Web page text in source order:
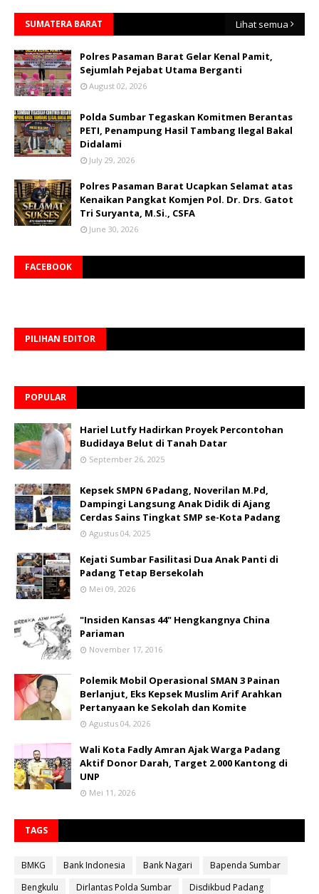
SUMATERA BARAT Lihat semua
Polres Pasaman Barat Gelar Kenal Pamit,
Sejumlah Pejabat Utama Berganti
August 02, 2026
Polda Sumbar Tegaskan Komitmen Berantas
PETI, Penampung Hasil Tambang Ilegal Bakal
Didalami
July 29, 2026
Polres Pasaman Barat Ucapkan Selamat atas
Kenaikan Pangkat Komjen Pol. Dr. Drs. Gatot
Tri Suryanta, M.Si., CSFA
June 30, 2026
FACEBOOK
PILIHAN EDITOR
POPULAR
Hariel Lutfy Hadirkan Proyek Percontohan
Budidaya Belut di Tanah Datar
September 26, 2025
Kepsek SMPN 6 Padang, Noverilan M.Pd,
Dampingi Langsung Anak Didik di Ajang
Cerdas Sains Tingkat SMP se-Kota Padang
Agustus 04, 2025
Kejati Sumbar Fasilitasi Dua Anak Panti di
Padang Tetap Bersekolah
Mei 09, 2026
"Insiden Kansas 44" Hengkangnya China
Pariaman
November 17, 2016
Polemik Mobil Operasional SMAN 3 Painan
Berlanjut, Eks Kepsek Muslim Arif Arahkan
Pertanyaan ke Sekolah dan Komite
Agustus 04, 2026
Wali Kota Fadly Amran Ajak Warga Padang
Aktif Donor Darah, Target 2.000 Kantong di
UNP
Mei 11, 2026
TAGS
BMKG Bank Indonesia Bank Nagari
Bapenda Sumbar
Bengkulu
Dirlantas Polda Sumbar Disdikbud Padang